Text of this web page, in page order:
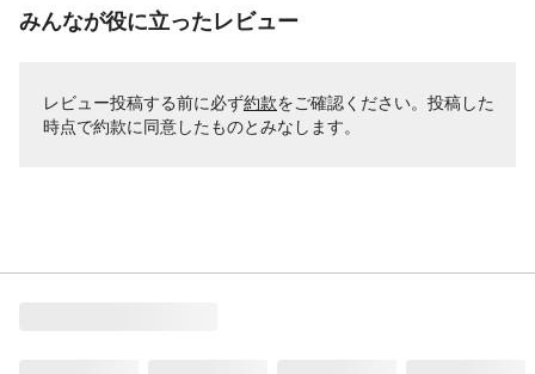
みんなが役に立ったレビュー
レビュー投稿する前に必ず約款をご確認ください。投稿した
時点で約款に同意したものとみなします。